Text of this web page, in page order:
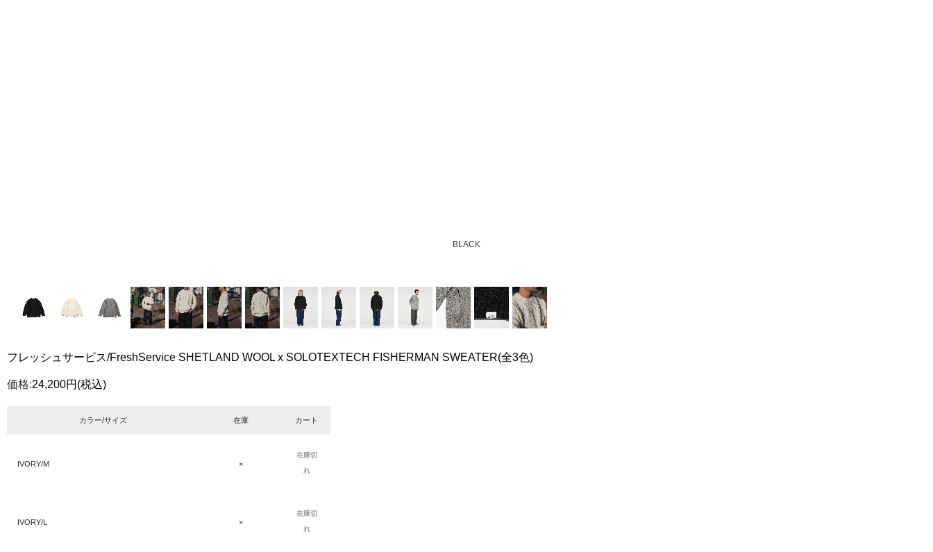
BLACK
フレッシュサービス/FreshService SHETLAND WOOL x SOLOTEXTECH FISHERMAN SWEATER(全3色)
価格:24,200円 (税込)
カラー/サイズ 在庫 カート
IVORY/M ×
在庫切
れ
IVORY/L ×
在庫切
れ